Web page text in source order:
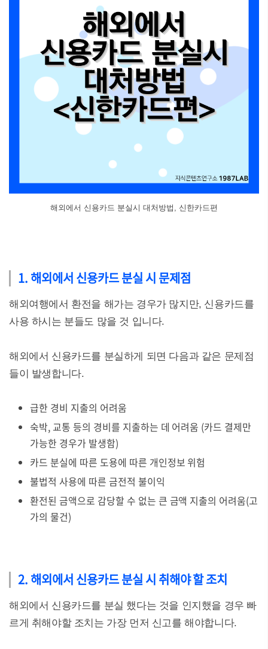
해외에서 신용카드 분실시 대처방법, 신한카드편
1. 해외에서 신용카드 분실 시 문제점
해외여행에서 환전을 해가는 경우가 많지만, 신용카드를
사용 하시는 분들도 많을 것 입니다.
해외에서 신용카드를 분실하게 되면 다음과 같은 문제점
들이 발생합니다.
급한 경비 지출의 어려움
숙박, 교통 등의 경비를 지출하는 데 어려움 (카드 결제만
가능한 경우가 발생함)
카드 분실에 따른 도용에 따른 개인정보 위험
불법적 사용에 따른 금전적 불이익
환전된 금액으로 감당할 수 없는 큰 금액 지출의 어려움(고
가의 물건)
2. 해외에서 신용카드 분실 시 취해야 할 조치
해외에서 신용카드를 분실 했다는 것을 인지했을 경우 빠
르게 취해야할 조치는 가장 먼저 신고를 해야합니다.